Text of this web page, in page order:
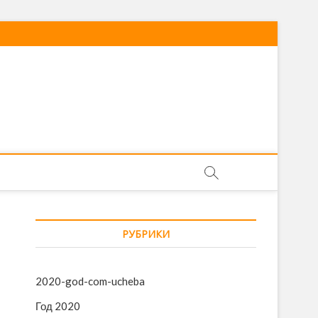
РУБРИКИ
2020-god-com-ucheba
Год 2020